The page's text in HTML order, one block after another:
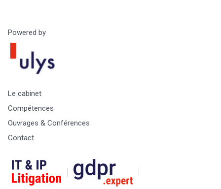
Powered by
Le cabinet
Compétences
Ouvrages & Conférences
Contact